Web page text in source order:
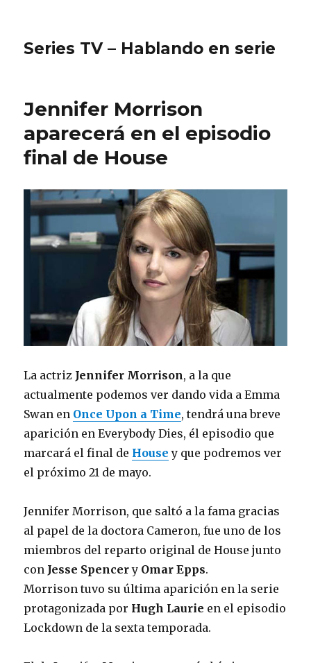
Series TV – Hablando en serie
Jennifer Morrison
aparecerá en el episodio
final de House
La actriz Jennifer Morrison, a la que
actualmente podemos ver dando vida a Emma
Swan en Once Upon a Time, tendrá una breve
aparición en Everybody Dies, él episodio que
marcará el final de House y que podremos ver
el próximo 21 de mayo.
Jennifer Morrison, que saltó a la fama gracias
al papel de la doctora Cameron, fue uno de los
miembros del reparto original de House junto
con Jesse Spencery Omar Epps.
Morrison tuvo su última aparición en la serie
protagonizada por Hugh Laurie en el episodio
Lockdown de la sexta temporada.